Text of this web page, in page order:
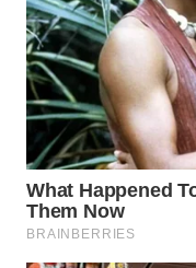
WN
PRIANGAN
TIMUR
WN
SEMARANG
WN